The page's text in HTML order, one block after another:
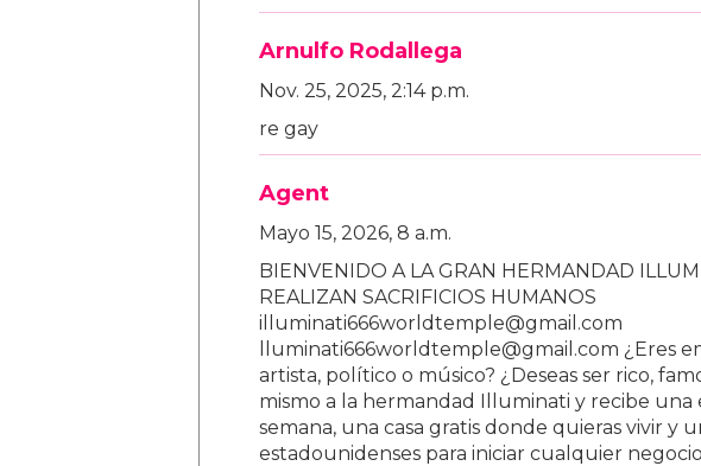
Arnulfo Rodallega
Nov. 25, 2025, 2:14 p.m.
re gay
Agent
Mayo 15, 2026, 8 a.m.
BIENVENIDO A LA GRAN HERMANDAD
REALIZAN SACRIFICIOS HUMANOS
illuminati666worldtemple@gmail.com
lluminati666worldtemple@gmail.com ¿Eres
artista, político o músico? ¿Deseas ser rico,
mismo a la hermandad Illuminati y recibe
semana, una casa gratis donde quieras vivir y
estadounidenses para iniciar cualquier